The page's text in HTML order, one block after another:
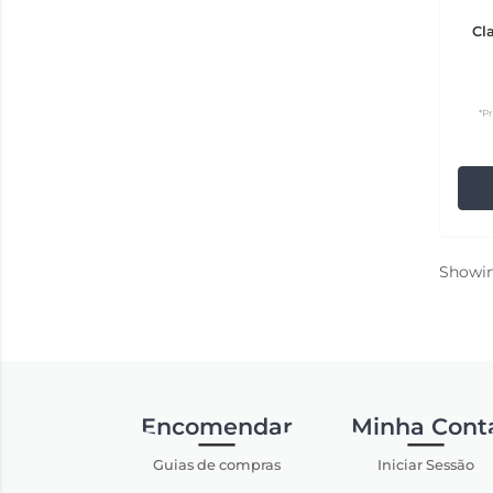
Encomendar
Guias de compras
Minha
Iniciar Sessão